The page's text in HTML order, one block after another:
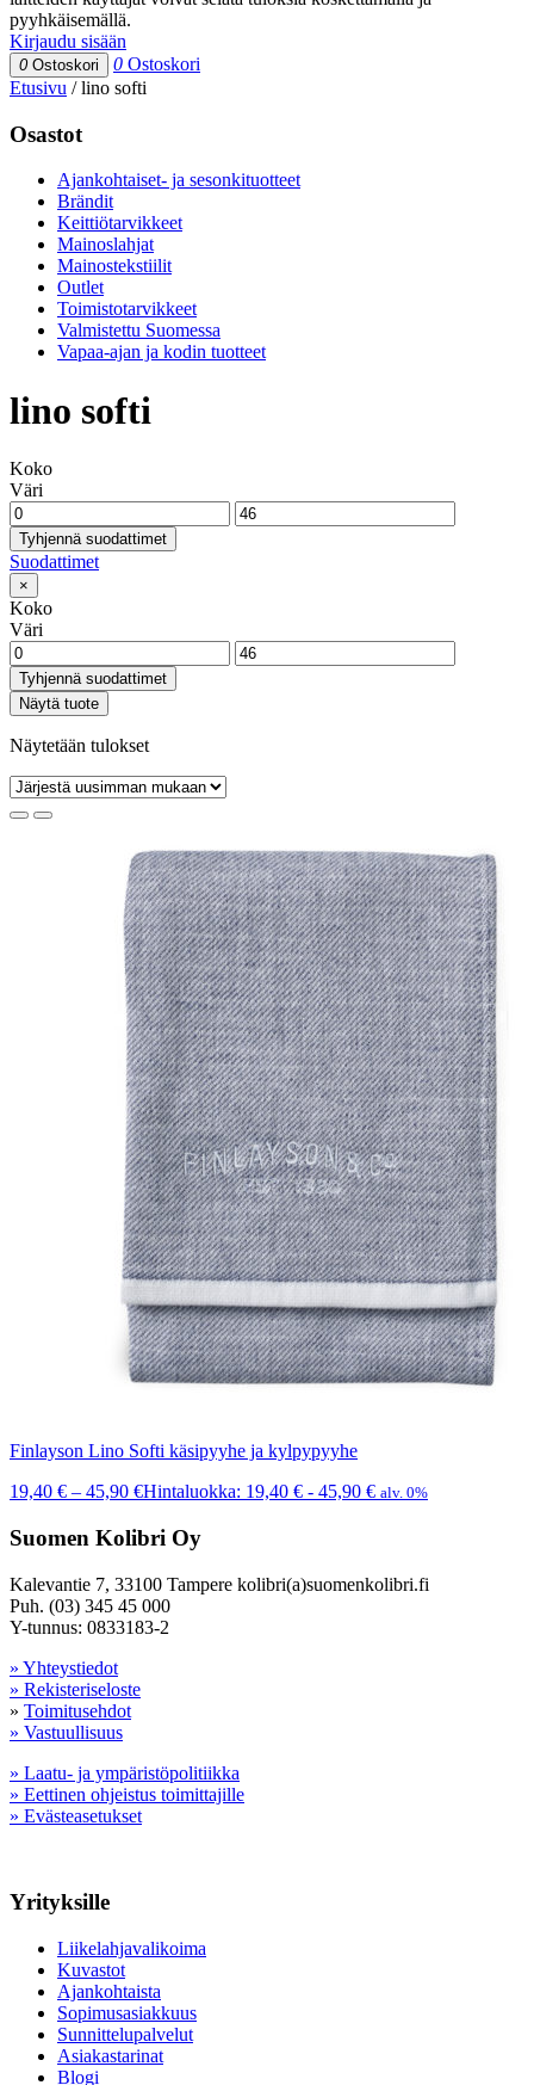
pyyhkäisemällä.
Kirjaudu sisään
0 Ostoskori 0 Ostoskori
Etusivu /lino softi
Osastot
Ajankohtaiset- ja sesonkituotteet
Brändit
Keittiötarvikkeet
Mainoslahjat
Mainostekstiilit
Outlet
Toimistotarvikkeet
Valmistettu Suomessa
Vapaa-ajan ja kodin tuotteet
lino softi
Koko
Väri
Tyhjennä suodattimet
Suodattimet
×
Koko
Väri
Tyhjennä suodattimet
Näytä tuote
Näytetään tulokset
Finlayson Lino Softi käsipyyhe ja kylpypyyhe
19,40 € – 45,90 €Hintaluokka: 19,40 € - 45,90 € alv. 0%
Suomen Kolibri Oy
Kalevantie 7, 33100 Tampere kolibri(a)suomenkolibri.fi
Puh. (03) 345 45 000
Y-tunnus: 0833183-2
» Yhteystiedot
» Rekisteriseloste
» Toimitusehdot
» Vastuullisuus
» Laatu- ja ympäristöpolitiikka
» Eettinen ohjeistus toimittajille
» Evästeasetukset
Yrityksille
Liikelahjavalikoima
Kuvastot
Ajankohtaista
Sopimusasiakkuus
Sunnittelupalvelut
Asiakastarinat
Blogi